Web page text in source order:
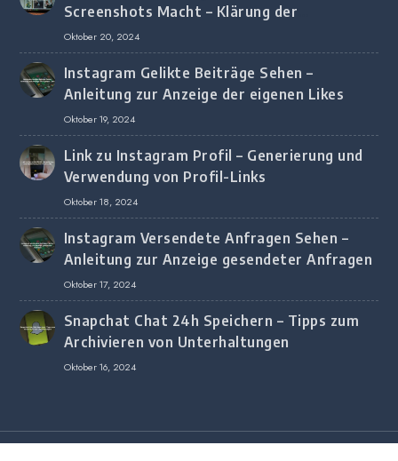
Screenshots Macht – Klärung der
Screenshot-Erkennung
Oktober 20, 2024
Instagram Gelikte Beiträge Sehen –
Anleitung zur Anzeige der eigenen Likes
Oktober 19, 2024
Link zu Instagram Profil – Generierung und
Verwendung von Profil-Links
Oktober 18, 2024
Instagram Versendete Anfragen Sehen –
Anleitung zur Anzeige gesendeter Anfragen
Oktober 17, 2024
Snapchat Chat 24h Speichern – Tipps zum
Archivieren von Unterhaltungen
Oktober 16, 2024